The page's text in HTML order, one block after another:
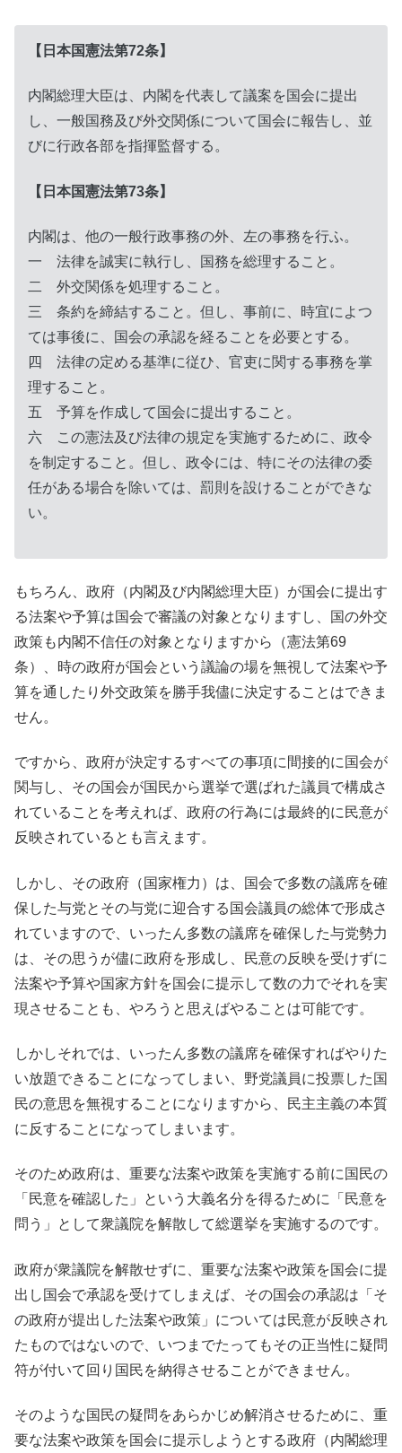
【日本国憲法第72条】
内閣総理大臣は、内閣を代表して議案を国会に提出
し、一般国務及び外交関係について国会に報告し、並
びに行政各部を指揮監督する。
【日本国憲法第73条】
内閣は、他の一般行政事務の外、左の事務を行ふ。
一 法律を誠実に執行し、国務を総理すること。
二 外交関係を処理すること。
三 条約を締結すること。但し、事前に、時宜によつ
ては事後に、国会の承認を経ることを必要とする。
四 法律の定める基準に従ひ、官吏に関する事務を掌
理すること。
五 予算を作成して国会に提出すること。
六 この憲法及び法律の規定を実施するために、政令
を制定すること。但し、政令には、特にその法律の委
任がある場合を除いては、罰則を設けることができな
い。
もちろん、政府（内閣及び内閣総理大臣）が国会に提出す
る法案や予算は国会で審議の対象となりますし、国の外交
政策も内閣不信任の対象となりますから（憲法第69
条）、時の政府が国会という議論の場を無視して法案や予
算を通したり外交政策を勝手我儘に決定することはできま
せん。
ですから、政府が決定するすべての事項に間接的に国会が
関与し、その国会が国民から選挙で選ばれた議員で構成さ
れていることを考えれば、政府の行為には最終的に民意が
反映されているとも言えます。
しかし、その政府（国家権力）は、国会で多数の議席を確
保した与党とその与党に迎合する国会議員の総体で形成さ
れていますので、いったん多数の議席を確保した与党勢力
は、その思うが儘に政府を形成し、民意の反映を受けずに
法案や予算や国家方針を国会に提示して数の力でそれを実
現させることも、やろうと思えばやることは可能です。
しかしそれでは、いったん多数の議席を確保すればやりた
い放題できることになってしまい、野党議員に投票した国
民の意思を無視することになりますから、民主主義の本質
に反することになってしまいます。
そのため政府は、重要な法案や政策を実施する前に国民の
「民意を確認した」という大義名分を得るために「民意を
問う」として衆議院を解散して総選挙を実施するのです。
政府が衆議院を解散せずに、重要な法案や政策を国会に提
出し国会で承認を受けてしまえば、その国会の承認は「そ
の政府が提出した法案や政策」については民意が反映され
たものではないので、いつまでたってもその正当性に疑問
符が付いて回り国民を納得させることができません。
そのような国民の疑問をあらかじめ解消させるために、重
要な法案や政策を国会に提示しようとする政府（内閣総理